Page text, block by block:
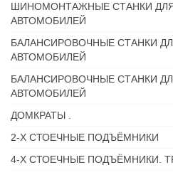
ШИНОМОНТАЖНЫЕ СТАНКИ
АВТОМОБИЛЕЙ
БАЛАНСИРОВОЧНЫЕ СТАНКИ
АВТОМОБИЛЕЙ
БАЛАНСИРОВОЧНЫЕ СТАНКИ
АВТОМОБИЛЕЙ
ДОМКРАТЫ .
2-Х СТОЕЧНЫЕ ПОДЪЁМНИКИ
4-Х СТОЕЧНЫЕ ПОДЪЁМНИКИ.